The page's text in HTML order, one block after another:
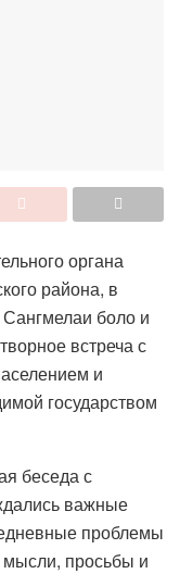
органа
района, в
боло и
встреча с
и
государством
беседа с
важные
проблемы
просьбы и